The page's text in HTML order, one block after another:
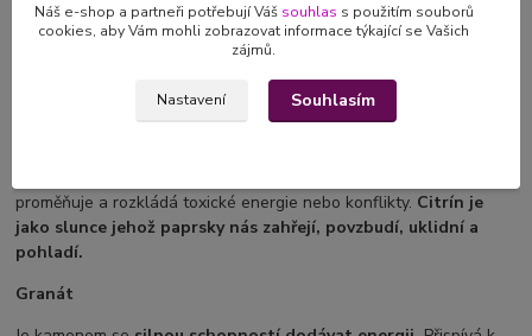
Pomáhá rozvíjet intelektuální a tvůrčí schopnosti, nalézt řešení při
začátcích nových projektů. Pomáhá
. Podporuje schopnost komunikace.
Citrín symbolizuje pohodu, mírnost, laskavost a teplo domova.
Pomáhá ovládat emoce. Přináší radost do života. Uklidňuje a
proměňuje a rozkládá toxické energie nebo konflikty. Citrín je
jako slunce jehož paprsky nás zahřejí, povzbudí, uklidní a
pohladí.
Granát
Náš e-shop a partneři potřebují Váš souhlas s použitím souborů
cookies, aby Vám mohli zobrazovat informace týkající se Vašich
zájmů.
Nastavení Souhlasím